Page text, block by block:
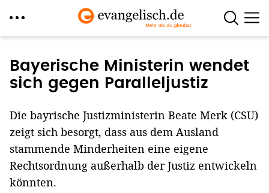
zum
Inhalt
Bayerische Ministerin wendet
sich gegen Paralleljustiz
Die bayrische Justizministerin Beate Merk (CSU)
zeigt sich besorgt, dass aus dem Ausland
stammende Minderheiten eine eigene
Rechtsordnung außerhalb der Justiz entwickeln
könnten.